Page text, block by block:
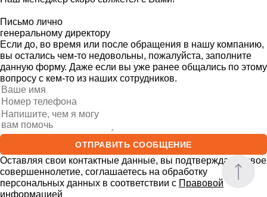
БЕСПЛАТНЫЙ ЗАМЕР
Письмо лично
генеральному директору
Если до, во время или после обращения в нашу компанию,
вы остались чем-то недовольны, пожалуйста, заполните
данную форму. Даже если вы уже ранее общались по этому
вопросу с кем-то из наших сотрудников.
ОТПРАВИТЬ СООБЩЕНИЕ
Оставляя свои контактные данные, вы подтверждаете свое
совершеннолетие, соглашаетесь на обработку
персональных данных в соответствии с Правовой
информацией